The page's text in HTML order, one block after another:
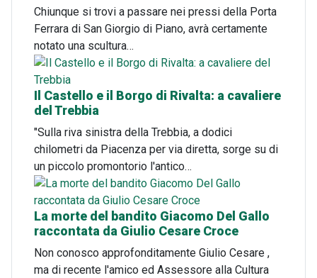
Chiunque si trovi a passare nei pressi della Porta
Ferrara di San Giorgio di Piano, avrà certamente
notato una scultura…
Il Castello e il Borgo di Rivalta: a cavaliere
del Trebbia
"Sulla riva sinistra della Trebbia, a dodici
chilometri da Piacenza per via diretta, sorge su di
un piccolo promontorio l'antico…
La morte del bandito Giacomo Del Gallo
raccontata da Giulio Cesare Croce
Non conosco approfonditamente Giulio Cesare ,
ma di recente l'amico ed Assessore alla Cultura